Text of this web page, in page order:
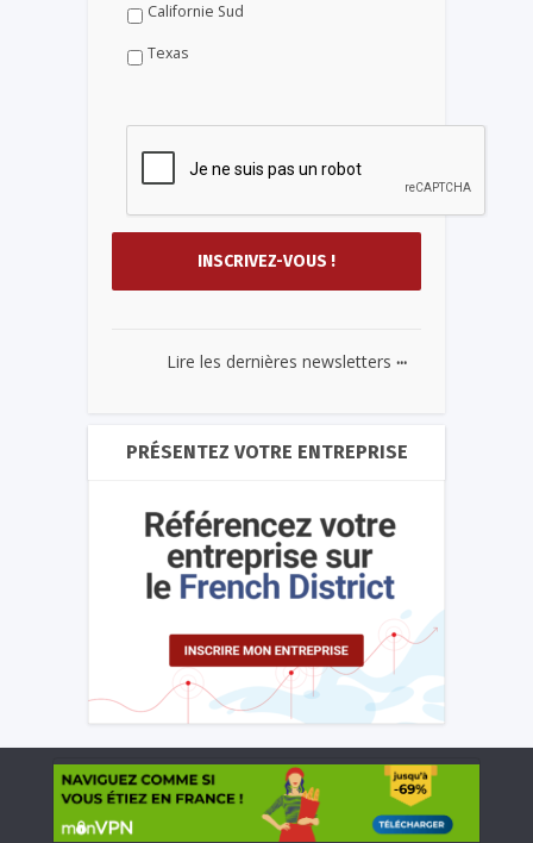
Californie Sud
Texas
Lire les dernières newsletters ...
PRÉSENTEZ VOTRE ENTREPRISE